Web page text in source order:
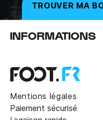
TROUVER MA
INFORMATIONS
Mentions légales
Paiement sécurisé